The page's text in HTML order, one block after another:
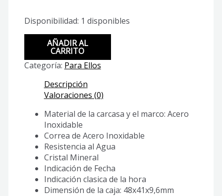
Disponibilidad: 1 disponibles
VD02D-
2E
cantidad
AÑADIR AL
CARRITO
Categoría: Para Ellos
Descripción
Valoraciones (0)
Material de la carcasa y el marco: Acero
Inoxidable
Correa de Acero Inoxidable
Resistencia al Agua
Cristal Mineral
Indicación de Fecha
Indicación clasica de la hora
Dimensión de la caja: 48x41x9,6mm